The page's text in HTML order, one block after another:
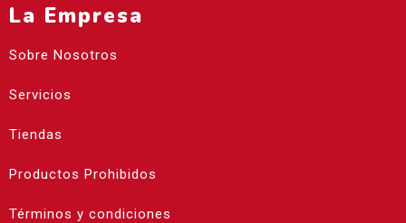
La Empresa
Sobre Nosotros
Servicios
Tiendas
Productos Prohibidos
Términos y condiciones